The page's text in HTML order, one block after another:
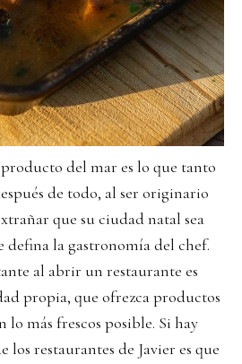
del mar es lo que tanto
de todo, al ser originario
que su ciudad natal sea
defina la gastronomía del chef.
al abrir un restaurante es
propia, que ofrezca productos
lo más frescos posible. Si hay
los restaurantes de Javier es que